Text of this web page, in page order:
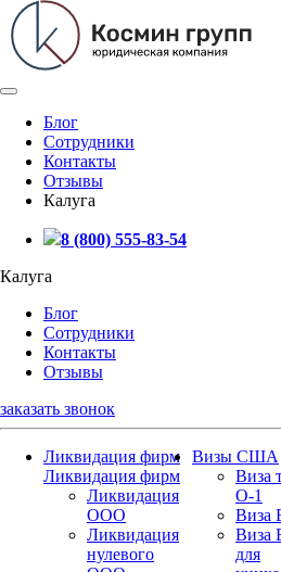
Блог
Сотрудники
Контакты
Отзывы
Калуга
8 (800) 555-83-54
Калуга
Блог
Сотрудники
Контакты
Отзывы
заказать звонок
Ликвидация фирм
Ликвидация фирм
Ликвидация
ООО
Ликвидация
нулевого
Визы США
Виза
О-1
Виза
Виза
для